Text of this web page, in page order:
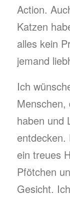
Action.
Katzen
alles kein
jemand
Ich
Menschen,
haben und
ein treues
Pfötchen
Gesicht.